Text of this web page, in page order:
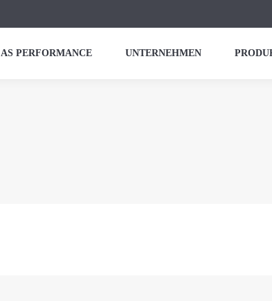
AS PERFORMANCE UNTERNEHMEN